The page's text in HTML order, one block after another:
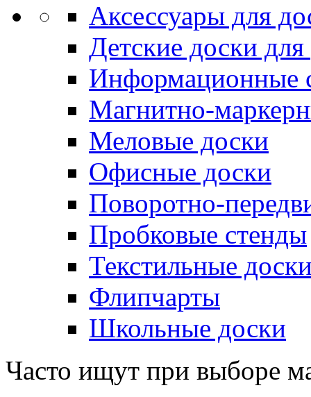
Аксессуары для
Детские доски
Информационные
Магнитно-
Меловые доски
Офисные доски
Поворотно-
Пробковые стенды
Текстильные
Флипчарты
Школьные доски
Часто ищут при выборе